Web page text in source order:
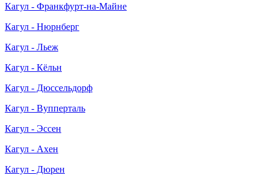
Кагул - Франкфурт-на-Майне
Кагул - Нюрнберг
Кагул - Льеж
Кагул - Кёльн
Кагул - Дюссельдорф
Кагул - Вупперталь
Кагул - Эссен
Кагул - Ахен
Кагул - Дюрен